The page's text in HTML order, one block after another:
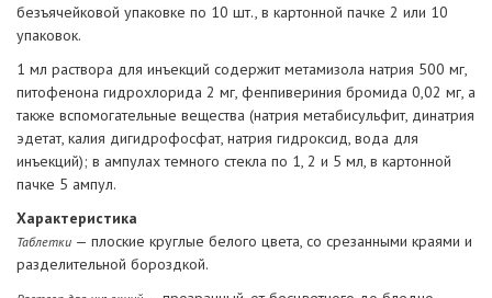
безъячейковой упаковке по 10 шт., в картонной пачке 2 или 10
упаковок.
1 мл раствора для инъекций содержит метамизола натрия 500 мг,
питофенона гидрохлорида 2 мг, фенпивериния бромида 0,02 мг, а
также вспомогательные вещества (натрия метабисульфит, динатрия
эдетат, калия дигидрофосфат, натрия гидроксид, вода для
инъекций); в ампулах темного стекла по 1, 2 и 5 мл, в картонной
пачке 5 ампул.
Характеристика
Таблетки — плоские круглые белого цвета, со срезанными краями и
разделительной бороздкой.